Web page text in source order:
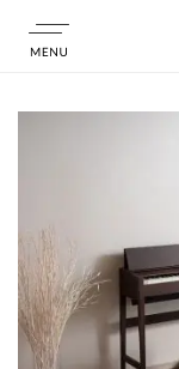
店舗情報